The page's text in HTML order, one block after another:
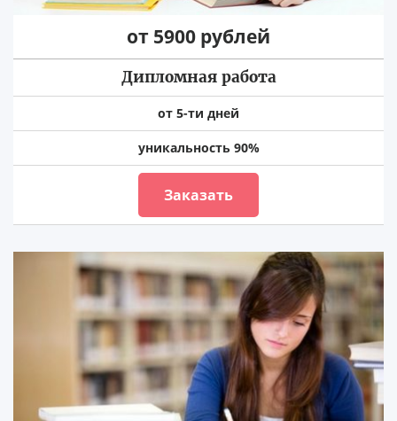
от 5900 рублей
Дипломная работа
от 5-ти дней
уникальность 90%
Заказать